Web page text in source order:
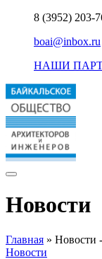
8 (3952) 203-
boai@inbox.ru
НАШИ
Новости
Главная » Новости
Новости